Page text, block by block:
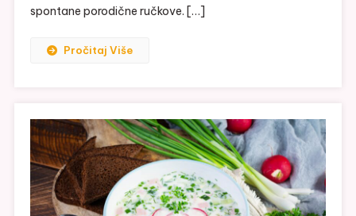
spontane porodične ručkove. […]
Pročitaj Više